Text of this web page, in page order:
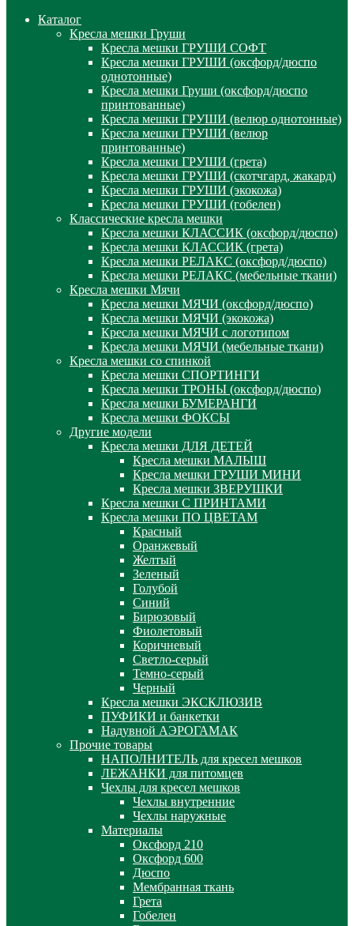
Каталог
Кресла мешки Груши
Кресла мешки ГРУШИ СОФТ
Кресла мешки ГРУШИ (оксфорд/дюспо
однотонные)
Кресла мешки Груши (оксфорд/дюспо
принтованные)
Кресла мешки ГРУШИ (велюр однотонные)
Кресла мешки ГРУШИ (велюр
принтованные)
Кресла мешки ГРУШИ (грета)
Кресла мешки ГРУШИ (скотчгард, жакард)
Кресла мешки ГРУШИ (экокожа)
Кресла мешки ГРУШИ (гобелен)
Классические кресла мешки
Кресла мешки КЛАССИК (оксфорд/дюспо)
Кресла мешки КЛАССИК (грета)
Креслa мешки РЕЛАКС (оксфорд/дюспо)
Креслa мешки РЕЛАКС (мебельные ткани)
Кресла мешки Мячи
Кресла мешки МЯЧИ (оксфорд/дюспо)
Кресла мешки МЯЧИ (экокожа)
Кресла мешки МЯЧИ с логотипом
Кресла мешки МЯЧИ (мебельные ткани)
Кресла мешки со спинкой
Кресла мешки СПОРТИНГИ
Кресла мешки ТРОНЫ (оксфорд/дюспо)
Кресла мешки БУМЕРАНГИ
Кресла мешки ФОКСЫ
Другие модели
Кресла мешки ДЛЯ ДЕТЕЙ
Кресла мешки МАЛЫШ
Кресла мешки ГРУШИ МИНИ
Кресла мешки ЗВЕРУШКИ
Кресла мешки С ПРИНТАМИ
Кресла мешки ПО ЦВЕТАМ
Красный
Оранжевый
Желтый
Зеленый
Голубой
Синий
Бирюзовый
Фиолетовый
Коричневый
Светло-серый
Темно-серый
Черный
Кресла мешки ЭКСКЛЮЗИВ
ПУФИКИ и банкетки
Надувной АЭРОГАМАК
Прочие товары
НАПОЛНИТЕЛЬ для кресел мешков
ЛЕЖАНКИ для питомцев
Чехлы для кресел мешков
Чехлы внутренние
Чехлы наружные
Материалы
Оксфорд 210
Оксфорд 600
Дюспо
Мембранная ткань
Грета
Гобелен